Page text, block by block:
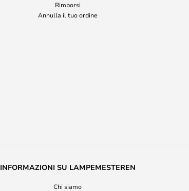
Rimborsi
Annulla il tuo ordine
INFORMAZIONI SU LAMPEMESTEREN
Chi siamo